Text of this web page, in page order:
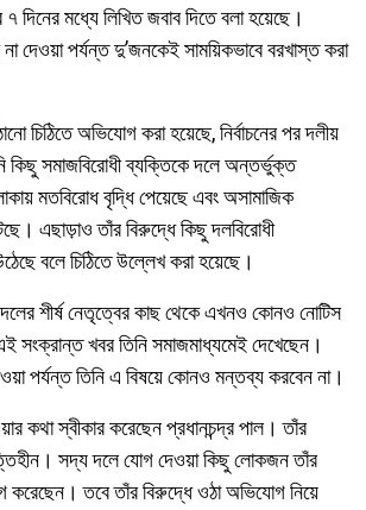
৭ দিনের মধ্যে লিখিত জবাব দিতে বলা হয়েছে।
না দেওয়া পর্যন্ত দু’জনকেই সাময়িকভাবে বরখাস্ত করা
চিঠিতে অভিযোগ করা হয়েছে, নির্বাচনের পর দলীয়
কিছু সমাজবিরোধী ব্যক্তিকে দলে অন্তর্ভুক্ত
মতবিরোধ বৃদ্ধি পেয়েছে এবং অসামাজিক
এছাড়াও তাঁর বিরুদ্ধে কিছু দলবিরোধী
বলে চিঠিতে উল্লেখ করা হয়েছে।
দলের শীর্ষ নেতৃত্বের কাছ থেকে এখনও কোনও নোটিস
সংক্রান্ত খবর তিনি সমাজমাধ্যমেই দেখেছেন।
পর্যন্ত তিনি এ বিষয়ে কোনও মন্তব্য করবেন না।
কথা স্বীকার করেছেন প্রধানচন্দ্র পাল। তাঁর
সদ্য দলে যোগ দেওয়া কিছু লোকজন তাঁর
করেছেন। তবে তাঁর বিরুদ্ধে ওঠা অভিযোগ নিয়ে